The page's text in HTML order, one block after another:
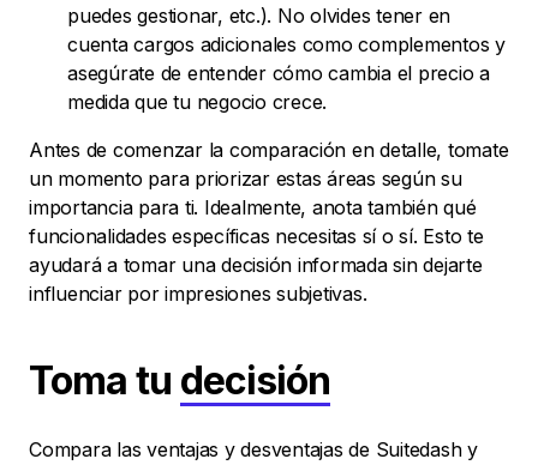
puedes gestionar, etc.). No olvides tener en
cuenta cargos adicionales como complementos y
asegúrate de entender cómo cambia el precio a
medida que tu negocio crece.
Antes de comenzar la comparación en detalle, tomate
un momento para priorizar estas áreas según su
importancia para ti. Idealmente, anota también qué
funcionalidades específicas necesitas sí o sí. Esto te
ayudará a tomar una decisión informada sin dejarte
influenciar por impresiones subjetivas.
Toma tu decisión
Compara las ventajas y desventajas de Suitedash y